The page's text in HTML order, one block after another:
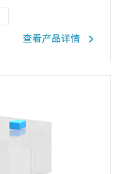
查看产品详情